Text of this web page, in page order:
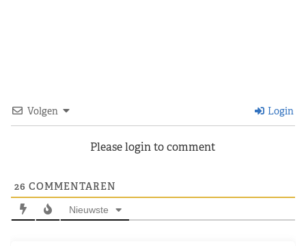
Volgen Login
Please login to comment
26 COMMENTAREN
Nieuwste